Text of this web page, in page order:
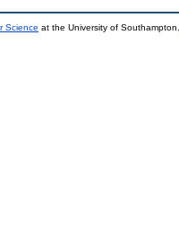
Science at the University of Southampton.